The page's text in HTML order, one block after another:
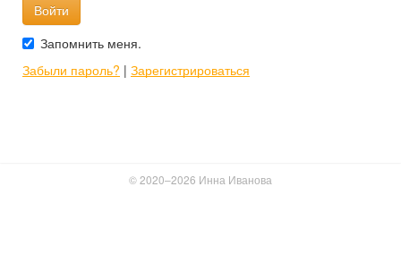
Запомнить меня.
Забыли пароль? | Зарегистрироваться
© 2020–2026 Инна Иванова